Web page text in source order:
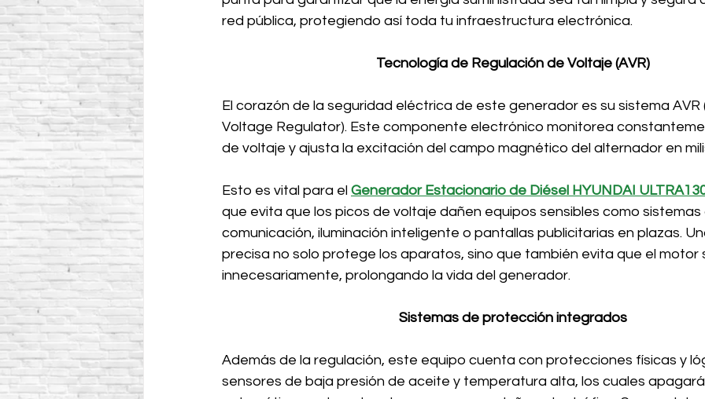
red pública, protegiendo así toda tu infraestructura electrónica.
Tecnología de Regulación de Voltaje (AVR)
El corazón de la seguridad eléctrica de este generador es su sistema
Voltage Regulator). Este componente electrónico monitorea
de voltaje y ajusta la excitación del campo magnético del alternador en
Esto es vital para el Generador Estacionario de Diésel HYUNDAI
que evita que los picos de voltaje dañen equipos sensibles como
comunicación, iluminación inteligente o pantallas publicitarias en plazas.
precisa no solo protege los aparatos, sino que también evita que el
innecesariamente, prolongando la vida del generador.
Sistemas de protección integrados
Además de la regulación, este equipo cuenta con protecciones físicas y
sensores de baja presión de aceite y temperatura alta, los cuales